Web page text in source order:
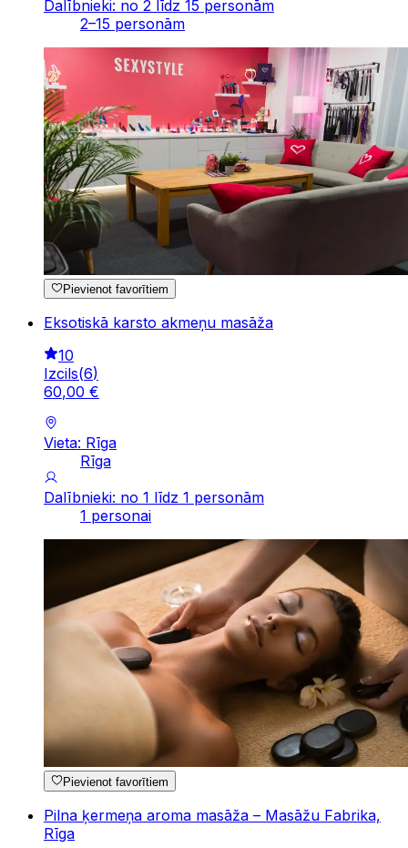
Dalībnieki: no 2 līdz 15 personām
2–15 personām
Pievienot favorītiem
Eksotiskā karsto akmeņu masāža
10
Izcils(6)
60,00 €
Vieta: Rīga
Rīga
Dalībnieki: no 1 līdz 1 personām
1 personai
Pievienot favorītiem
Pilna ķermeņa aroma masāža – Masāžu Fabrika,
Rīga